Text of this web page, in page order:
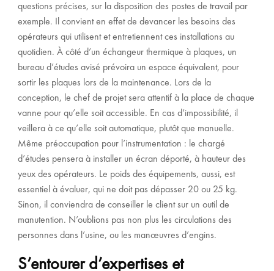
questions précises, sur la disposition des postes de travail par
exemple. Il convient en effet de devancer les besoins des
opérateurs qui utilisent et entretiennent ces installations au
quotidien. À côté d’un échangeur thermique à plaques, un
bureau d’études avisé prévoira un espace équivalent, pour
sortir les plaques lors de la maintenance. Lors de la
conception, le chef de projet sera attentif à la place de chaque
vanne pour qu’elle soit accessible. En cas d’impossibilité, il
veillera à ce qu’elle soit automatique, plutôt que manuelle.
Même préoccupation pour l’instrumentation : le chargé
d’études pensera à installer un écran déporté, à hauteur des
yeux des opérateurs. Le poids des équipements, aussi, est
essentiel à évaluer, qui ne doit pas dépasser 20 ou 25 kg.
Sinon, il conviendra de conseiller le client sur un outil de
manutention. N’oublions pas non plus les circulations des
personnes dans l’usine, ou les manœuvres d’engins.
S’entourer d’expertises et